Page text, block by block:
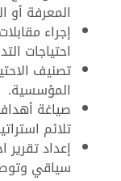
المعرفة أو
إجراء
احتياجات
تصنيف
المؤسسية.
صياغة
تلائم
إعداد تقرير
سياقي